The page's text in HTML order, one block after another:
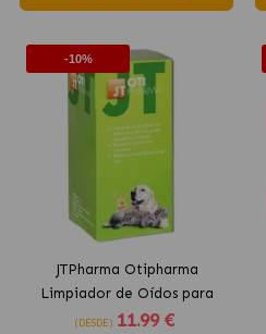
-10%
JTPharma Otipharma
Limpiador de Oídos para
Perros y Gatos
(DESDE) 11.99 €